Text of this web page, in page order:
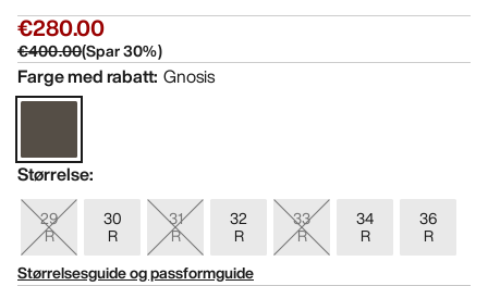
€280.00
€400.00(Spar30%)
Farge med rabatt: Gnosis
Størrelse:
29
R
30
R
31
R
32
R
33
R
34
R
36
R
Størrelsesguide og passformguide